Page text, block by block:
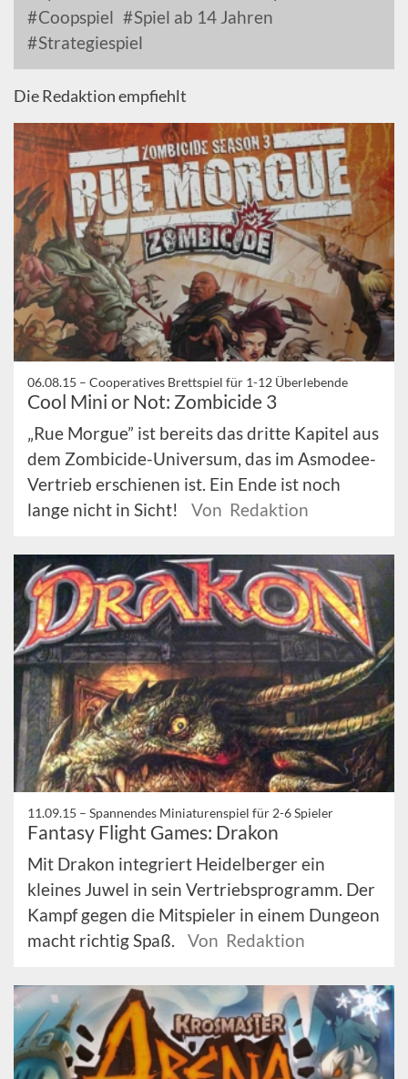
Coopspiel
Spiel ab 14 Jahren
Strategiespiel
Die Redaktion empfiehlt
06.08.15 – Cooperatives Brettspiel für 1-12 Überlebende
Cool Mini or Not: Zombicide 3
„Rue Morgue” ist bereits das dritte Kapitel aus
dem Zombicide-Universum, das im Asmodee-
Vertrieb erschienen ist. Ein Ende ist noch
lange nicht in Sicht!
Von Redaktion
11.09.15 – Spannendes Miniaturenspiel für 2-6 Spieler
Fantasy Flight Games: Drakon
Mit Drakon integriert Heidelberger ein
kleines Juwel in sein Vertriebsprogramm. Der
Kampf gegen die Mitspieler in einem Dungeon
macht richtig Spaß.
Von Redaktion